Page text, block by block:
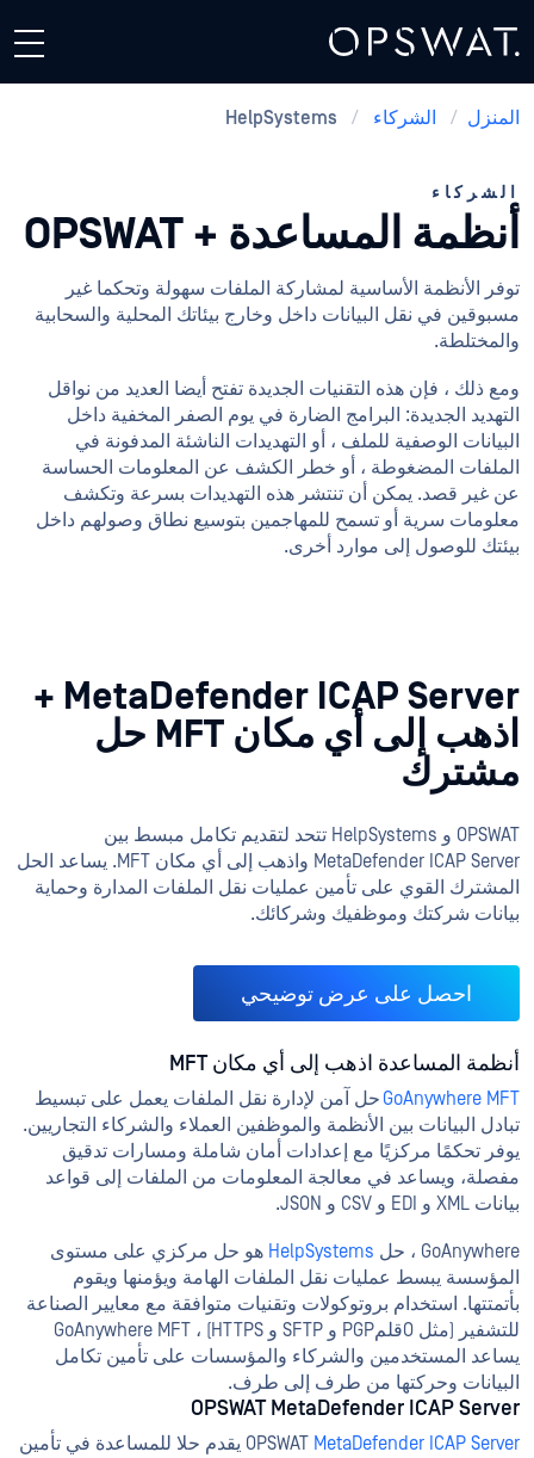
المنزل / الشركاء /
الشركاء
أنظمة المساعدة + OPSWAT
توفر الأنظمة الأساسية لمشاركة الملفات سهولة وتحكما غير
مسبوقين في نقل البيانات داخل وخارج بيئاتك المحلية والسحابية
والمختلطة.
ومع ذلك ، فإن هذه التقنيات الجديدة تفتح أيضا العديد من نواقل
التهديد الجديدة: البرامج الضارة في يوم الصفر المخفية داخل
البيانات الوصفية للملف ، أو التهديدات الناشئة المدفونة في
الملفات المضغوطة ، أو خطر الكشف عن المعلومات الحساسة
عن غير قصد. يمكن أن تنتشر هذه التهديدات بسرعة وتكشف
معلومات سرية أو تسمح للمهاجمين بتوسيع نطاق وصولهم داخل
بيئتك للوصول إلى موارد أخرى.
MetaDefender ICAP Server +
اذهب إلى أي مكان MFT حل
مشترك
OPSWAT و HelpSystems تتحد لتقديم تكامل مبسط بين
MetaDefender ICAP Server واذهب إلى أي مكان MFT. يساعد الحل
المشترك القوي على تأمين عمليات نقل الملفات المدارة وحماية
بيانات شركتك وموظفيك وشركائك.
احصل على عرض توضيحي
أنظمة المساعدة اذهب إلى أي مكان MFT
GoAnywhere MFT حل آمن لإدارة نقل الملفات يعمل على تبسيط
تبادل البيانات بين الأنظمة والموظفين العملاء والشركاء التجاريين.
يوفر تحكمًا مركزيًا مع إعدادات أمان شاملة ومسارات تدقيق
مفصلة، ويساعد في معالجة المعلومات من الملفات إلى قواعد
بيانات XML و EDI و CSV و JSON.
GoAnywhere ، حل HelpSystems هو حل مركزي على مستوى
المؤسسة يبسط عمليات نقل الملفات الهامة ويؤمنها ويقوم
بأتمتتها. استخدام بروتوكولات وتقنيات متوافقة مع معايير الصناعة
للتشفير (مثل OقلمPGP و SFTP و HTTPS) ، GoAnywhere MFT
يساعد المستخدمين والشركاء والمؤسسات على تأمين تكامل
البيانات وحركتها من طرف إلى طرف.
OPSWAT MetaDefender ICAP Server
OPSWAT MetaDefender ICAP Server
يقدم حلا للمساعدة في تأمين